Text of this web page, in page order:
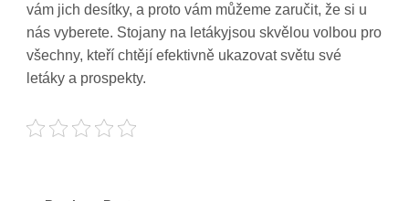
vám jich desítky, a proto vám můžeme zaručit, že si u
nás vyberete. Stojany na letákyjsou skvělou volbou pro
všechny, kteří chtějí efektivně ukazovat světu své
letáky a prospekty.